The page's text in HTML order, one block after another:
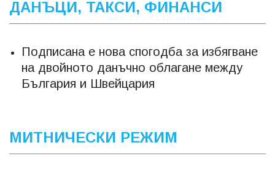
ДАНЪЦИ, ТАКСИ, ФИНАНСИ
Подписана е нова спогодба за избягване
на двойното данъчно облагане между
България и Швейцария
МИТНИЧЕСКИ РЕЖИМ